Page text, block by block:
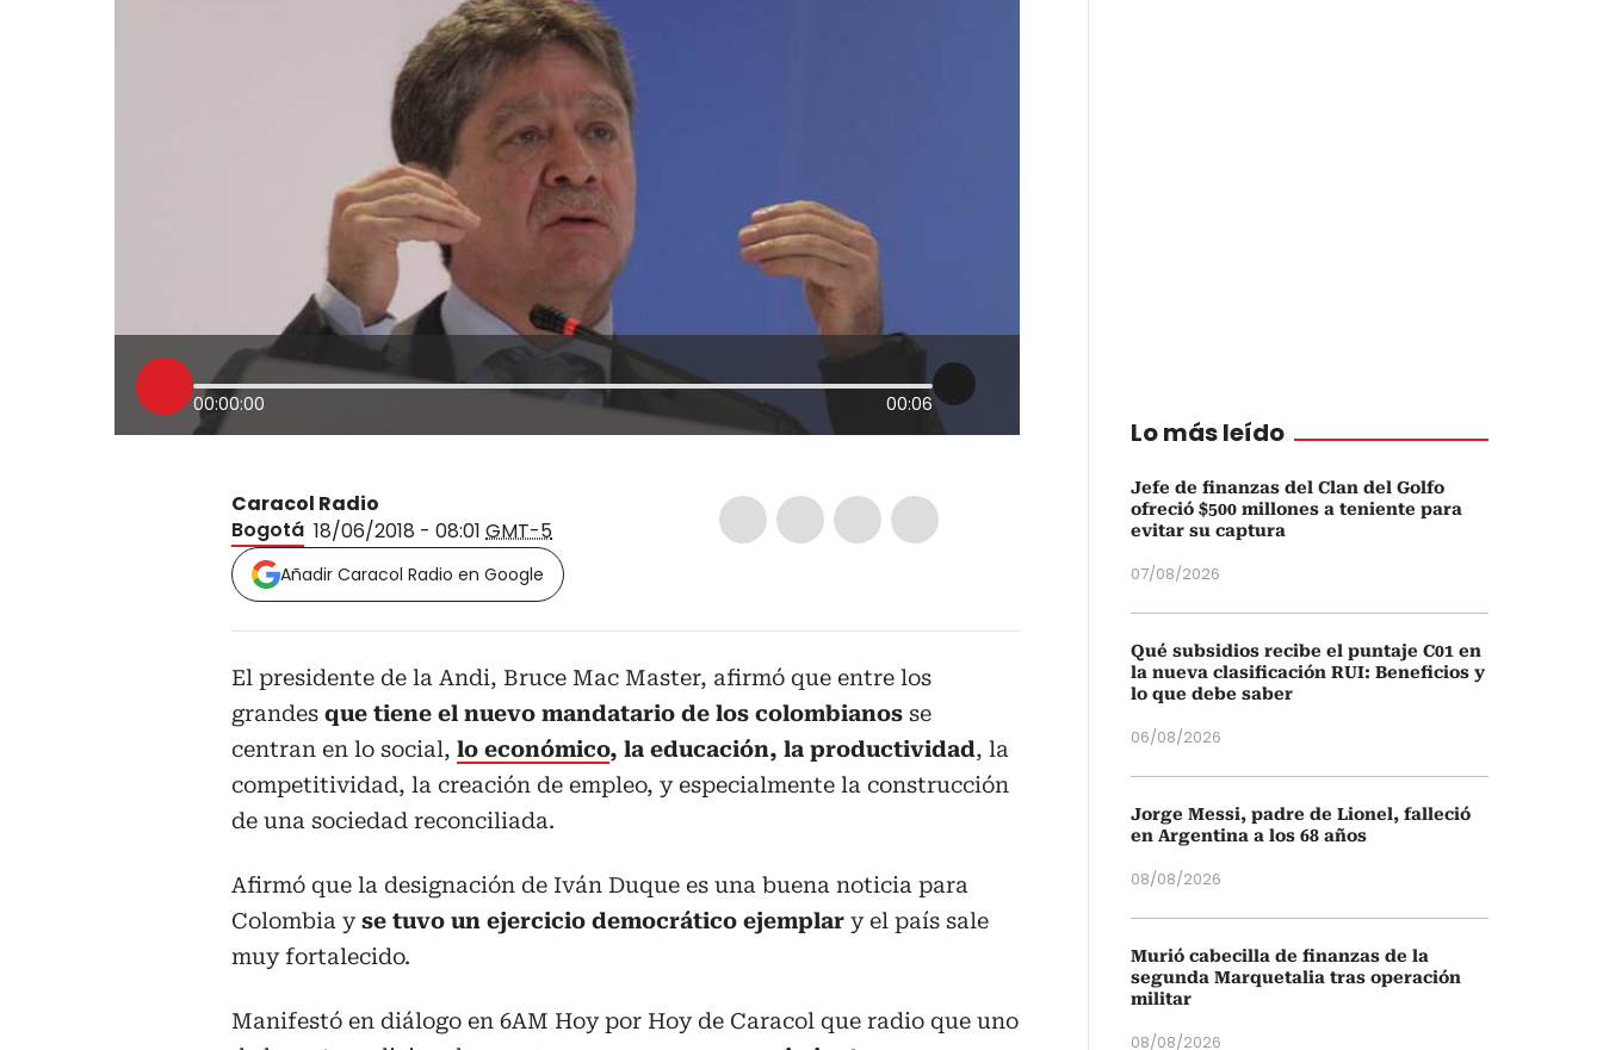
00:00:00 00:06
Caracol Radio
Bogotá 18/06/2018 - 08:01 GMT-5
Añadir Caracol Radio en Google
El presidente de la Andi, Bruce Mac Master, afirmó que entre los
grandes que tiene el nuevo mandatario de los colombianos se
centran en lo social, lo económico, la educación, la productividad, la
competitividad, la creación de empleo, y especialmente la construcción
de una sociedad reconciliada.
Afirmó que la designación de Iván Duque es una buena noticia para
Colombia yse tuvo un ejercicio democrático ejemplar y el país sale
muy fortalecido.
Manifestó en diálogo en 6AM Hoy por Hoy de Caracol que radio que uno
Lo más leído
Jefe de finanzas del Clan del Golfo
ofreció $500 millones a teniente para
evitar su captura
07/08/2026
Qué subsidios recibe el puntaje C01 en
la nueva clasificación RUI: Beneficios y
lo que debe saber
06/08/2026
Jorge Messi, padre de Lionel, falleció
en Argentina a los 68 años
08/08/2026
Murió cabecilla de finanzas de la
segunda Marquetalia tras operación
militar
08/08/2026